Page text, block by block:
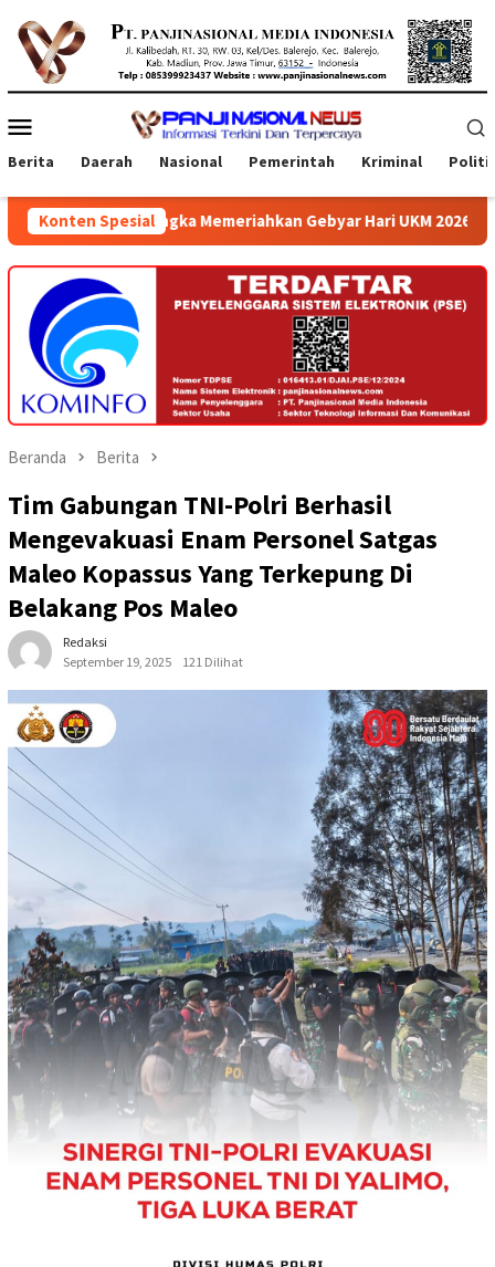
konten
Mobile
Berita Daerah Nasional Pemerintah Kriminal
Konten Spesial
Memeriahkan Gebyar Hari UKM 2026 di Atrium
Beranda Berita
Tim Gabungan TNI-Polri Berhasil
Mengevakuasi Enam Personel Satgas
Maleo Kopassus Yang Terkepung Di
Belakang Pos Maleo
Redaksi
September 19, 2025
121 Dilihat